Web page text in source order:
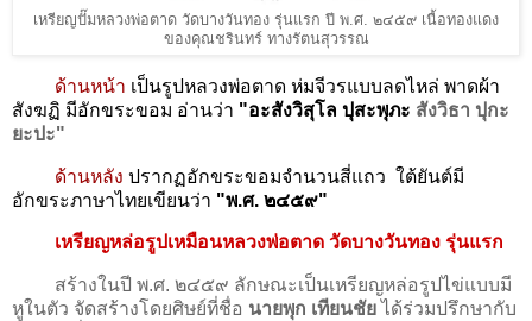
เหรียญปั๊มหลวงพ่อตาด วัดบางวันทอง รุ่นแรก ปี พ.ศ. ๒๔๕๙ เนื้อทองแดง
ของคุณชรินทร์ ทางรัตนสุวรรณ
ด้านหน้า เป็นรูปหลวงพ่อตาด ห่มจีวรแบบลดไหล่ พาดผ้า
สังฆฏิ มีอักขระขอม อ่านว่า "อะสังวิสุโล ปุสะพุภะ สังวิธา ปุกะ
ยะปะ"
ด้านหลัง ปรากฏอักขระขอมจำนวนสี่แถว ใต้ยันต์มี
อักขระภาษาไทยเขียนว่า "พ.ศ. ๒๔๕๙"
เหรียญหล่อรูปเหมือนหลวงพ่อตาด วัดบางวันทอง รุ่นแรก
สร้างในปี พ.ศ. ๒๔๕๙ ลักษณะเป็นเหรียญหล่อรูปไข่แบบมี
หูในตัว จัดสร้างโดยศิษย์ที่ชื่อ นายพุก เทียนชัยได้ร่วมปรึกษากับ